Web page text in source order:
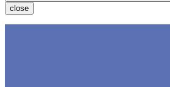
close